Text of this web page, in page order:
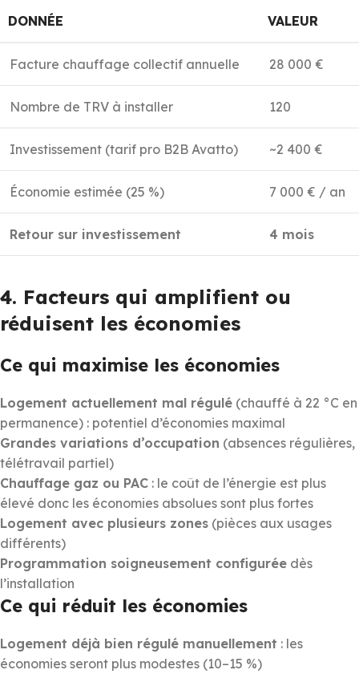
DONNÉE VALEUR
Facture chauffage collectif annuelle 28 000 €
Nombre de TRV à installer 120
Investissement (tarif pro B2B Avatto) ~2 400 €
Économie estimée (25 %) 7 000 € / an
Retour sur investissement 4 mois
4. Facteurs qui amplifient ou
réduisent les économies
Ce qui maximise les économies
Logement actuellement mal régulé (chauffé à 22 °C en
permanence) : potentiel d’économies maximal
Grandes variations d’occupation (absences régulières,
télétravail partiel)
Chauffage gaz ou PAC : le coût de l’énergie est plus
élevé donc les économies absolues sont plus fortes
Logement avec plusieurs zones (pièces aux usages
différents)
Programmation soigneusement configurée dès
l’installation
Ce qui réduit les économies
Logement déjà bien régulé manuellement : les
économies seront plus modestes (10–15 %)